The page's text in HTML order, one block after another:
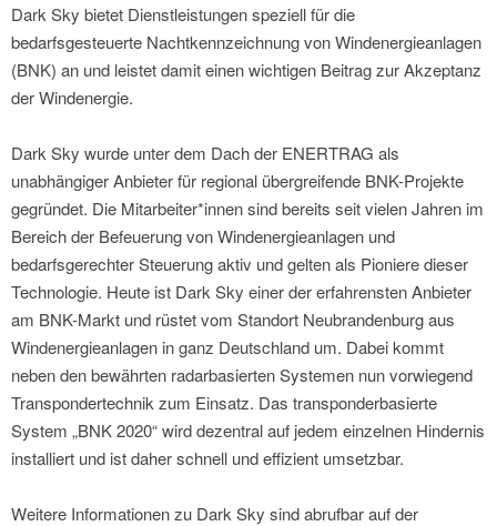
Dark Sky bietet Dienstleistungen speziell für die
bedarfsgesteuerte Nachtkennzeichnung von Windenergieanlagen
(BNK) an und leistet damit einen wichtigen Beitrag zur Akzeptanz
der Windenergie.
Dark Sky wurde unter dem Dach der ENERTRAG als
unabhängiger Anbieter für regional übergreifende BNK-Projekte
gegründet. Die Mitarbeiter*innen sind bereits seit vielen Jahren im
Bereich der Befeuerung von Windenergieanlagen und
bedarfsgerechter Steuerung aktiv und gelten als Pioniere dieser
Technologie. Heute ist Dark Sky einer der erfahrensten Anbieter
am BNK-Markt und rüstet vom Standort Neubrandenburg aus
Windenergieanlagen in ganz Deutschland um. Dabei kommt
neben den bewährten radarbasierten Systemen nun vorwiegend
Transpondertechnik zum Einsatz. Das transponderbasierte
System „BNK 2020“ wird dezentral auf jedem einzelnen Hindernis
installiert und ist daher schnell und effizient umsetzbar.
Weitere Informationen zu Dark Sky sind abrufbar auf der